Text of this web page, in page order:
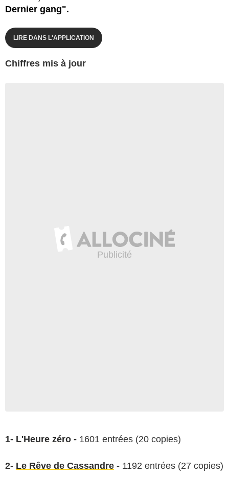
Dernier gang".
LIRE DANS L'APPLICATION
Chiffres mis à jour
1- L'Heure zéro - 1601 entrées (20 copies)
2- Le Rêve de Cassandre - 1192 entrées (27 copies)